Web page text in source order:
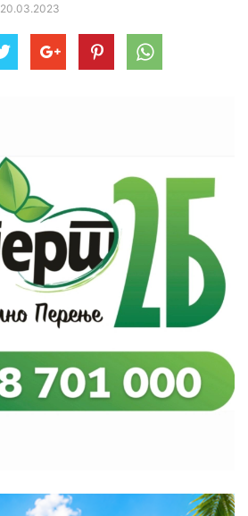
20.03.2023